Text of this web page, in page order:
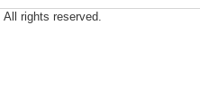
rights reserved.